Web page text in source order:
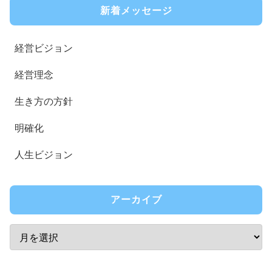
新着メッセージ
経営ビジョン
経営理念
生き方の方針
明確化
人生ビジョン
アーカイブ